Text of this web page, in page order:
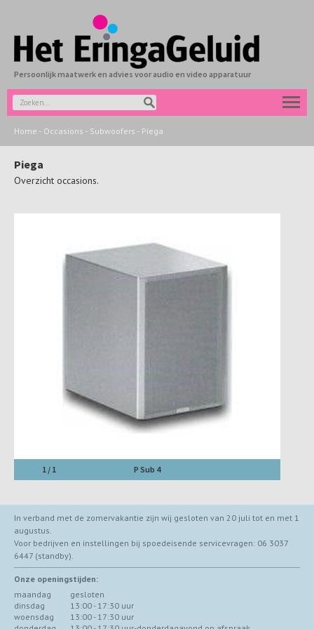
Persoonlijk maatwerk en advies voor audio en video apparatuur
Home - Occasions - Subwoofers - Piega
Piega
Overzicht occasions.
P Sub 4
1 / 1
In verband met de zomervakantie zijn wij gesloten van 20 juli tot en met 1
augustus.
Voor bedrijven en instellingen bij spoedeisende servicevragen: 06 3037
6447 (standby).
Onze openingstijden:
maandag
gesloten
dinsdag
13:00 - 17:30 uur
woensdag
13:00 - 17:30 uur